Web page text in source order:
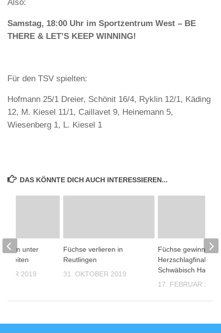
Also:
Samstag, 18:00 Uhr im Sportzentrum West – BE
THERE & LET’S KEEP WINNING!
Für den TSV spielten:
Hofmann 25/1 Dreier, Schönit 16/4, Ryklin 12/1, Käding
12, M. Kiesel 11/1, Caillavet 9, Heinemann 5,
Wiesenberg 1, L. Kiesel 1
DAS KÖNNTE DICH AUCH INTERESSIEREN...
Füchse verlieren in
Reutlingen
31. OKTOBER 2019
Füchse gewinnen
Herzschlagfinale in
Schwäbisch Hall
17. FEBRUAR 2020
unter
2019